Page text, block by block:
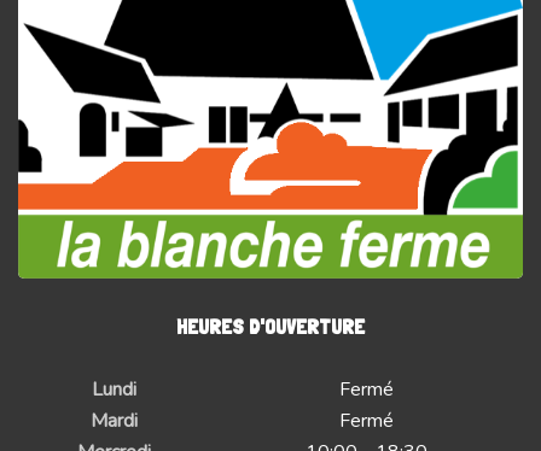
HEURES D'OUVERTURE
Lundi
Fermé
Mardi
Fermé